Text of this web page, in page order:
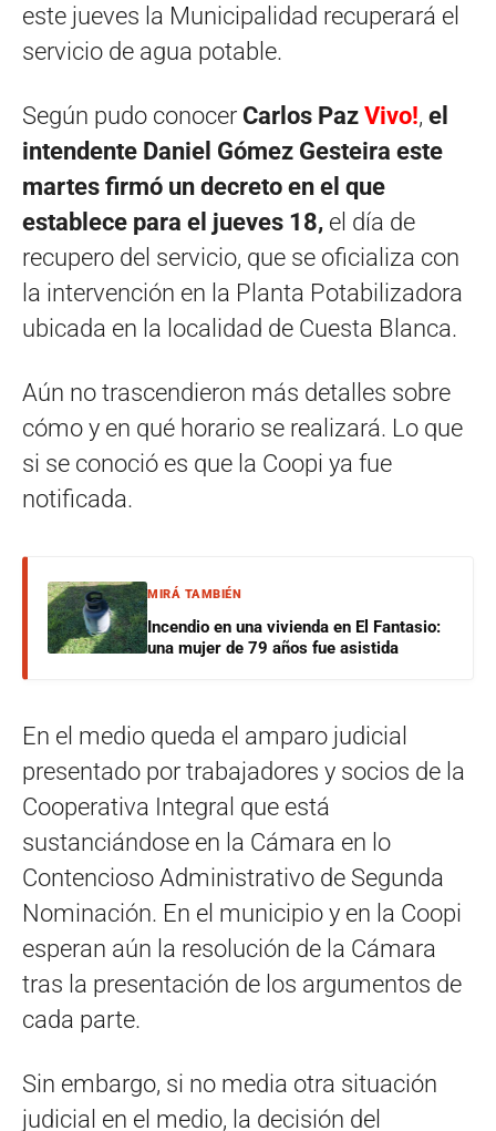
este jueves la Municipalidad recuperará el
servicio de agua potable.
Según pudo conocer Carlos Paz Vivo!, el
intendente Daniel Gómez Gesteira este
martes firmó un decreto en el que
establece para el jueves 18, el día de
recupero del servicio, que se oficializa con
la intervención en la Planta Potabilizadora
ubicada en la localidad de Cuesta Blanca.
Aún no trascendieron más detalles sobre
cómo y en qué horario se realizará. Lo que
si se conoció es que la Coopi ya fue
notificada.
MIRÁ TAMBIÉN
Incendio en una vivienda en El Fantasio:
una mujer de 79 años fue asistida
En el medio queda el amparo judicial
presentado por trabajadores y socios de la
Cooperativa Integral que está
sustanciándose en la Cámara en lo
Contencioso Administrativo de Segunda
Nominación. En el municipio y en la Coopi
esperan aún la resolución de la Cámara
tras la presentación de los argumentos de
cada parte.
Sin embargo, si no media otra situación
judicial en el medio, la decisión del